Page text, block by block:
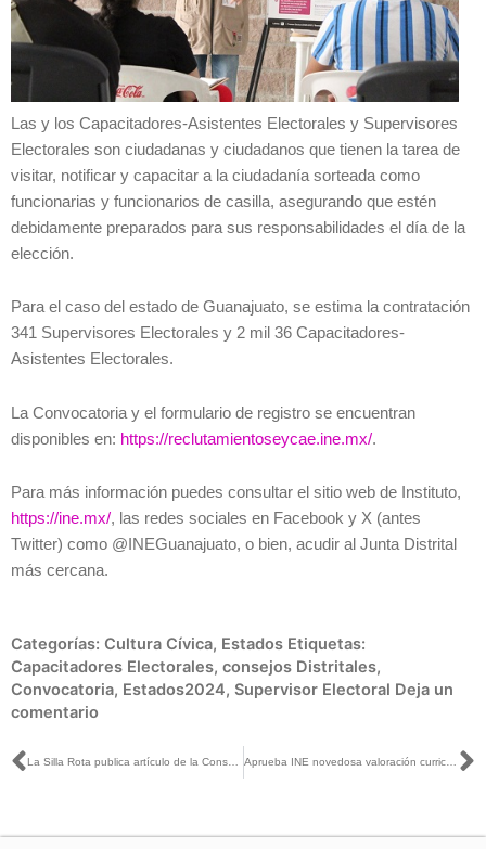
Las y los Capacitadores-Asistentes Electorales y Supervisores
Electorales son ciudadanas y ciudadanos que tienen la tarea de
visitar, notificar y capacitar a la ciudadanía sorteada como
funcionarias y funcionarios de casilla, asegurando que estén
debidamente preparados para sus responsabilidades el día de la
elección.
Para el caso del estado de Guanajuato, se estima la contratación
341 Supervisores Electorales y 2 mil 36 Capacitadores-
Asistentes Electorales.
La Convocatoria y el formulario de registro se encuentran
disponibles en: https://reclutamientoseycae.ine.mx/.
Para más información puedes consultar el sitio web de Instituto,
https://ine.mx/, las redes sociales en Facebook y X (antes
Twitter) como @INEGuanajuato, o bien, acudir al Junta Distrital
más cercana.
Categorías: Cultura Cívica, Estados Etiquetas:
Capacitadores Electorales, consejos Distritales,
Convocatoria, Estados2024, Supervisor Electoral Deja un
comentario
Ant Aprueba INE novedosa valoración curricular de aspirantes a integrar los OPL